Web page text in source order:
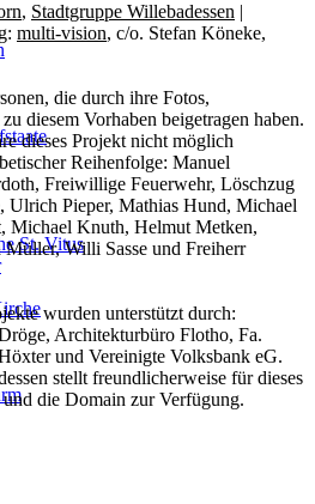
St. Vitus
, Stadtgruppe Willebadessen |
multi-vision, c/o. Stefan Köneke,
die durch ihre Fotos,
diesem Vorhaben beigetragen haben.
dieses Projekt nicht möglich
Reihenfolge: Manuel
Freiwillige Feuerwehr, Löschzug
Ulrich Pieper, Mathias Hund, Michael
Michael Knuth, Helmut Metken,
Willi Sasse und Freiherr
wurden unterstützt durch:
Architekturbüro Flotho, Fa.
und Vereinigte Volksbank eG.
stellt freundlicherweise für dieses
die Domain zur Verfügung.